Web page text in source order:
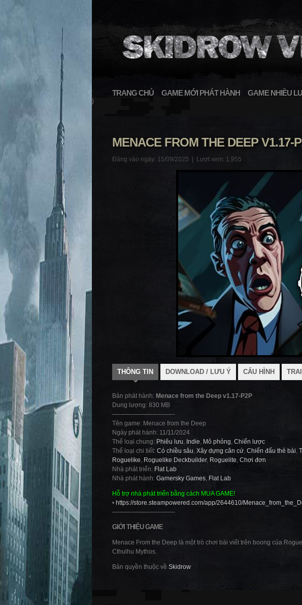
TRANG CHỦ GAME MỚI PHÁT HÀNH GAME NHIỀU
}
MENACE FROM THE DEEP V1.17-
Đăng vào ngày: 15/09/2025 | Lượt xem: 1,955
THÔNG TIN DOWNLOAD / LƯU Ý CẤU HÌNH
Bản phát hành: Menace from the Deep v1.17-P2P
Dung lượng: 830 MB
——————————-
Tên game: Menace from the Deep
Ngày phát hành: 11/11/2024
Thể loại chung: Phiêu lưu, Indie, Mô phỏng, Chiến lược
Thể loại chi tiết: Có chiều sâu, Xây dựng căn cứ, Chiến đấu thẻ bài,
Roguelike, Roguelike Deckbuilder, Roguelite, Chơi đơn
Nhà phát triển: Flat Lab
Nhà phát hành: Gamersky Games, Flat Lab
Hỗ trợ nhà phát triển bằng cách MUA GAME!
• https://store.steampowered.com/app/2644610/
——————————-
GIỚI THIỆU GAME
Menace From the Deep là một trò chơi bài viết trên boong của
Cthulhu Mythos.
Bản quyền thuộc về Skidrow